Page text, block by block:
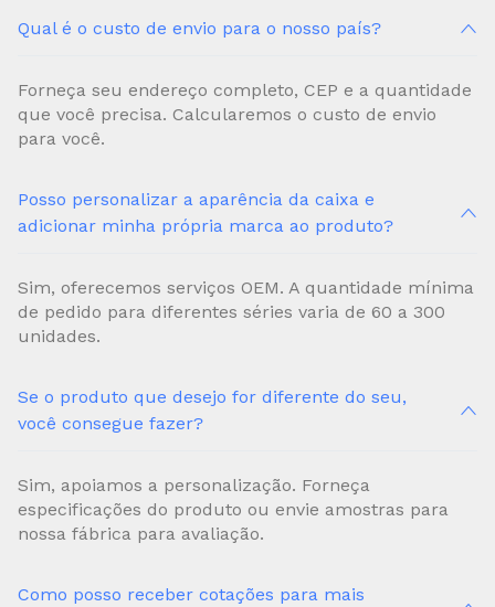
Qual é o custo de envio para o nosso país?
Forneça seu endereço completo, CEP e a quantidade
que você precisa. Calcularemos o custo de envio
para você.
Posso personalizar a aparência da caixa e
adicionar minha própria marca ao produto?
Sim, oferecemos serviços OEM. A quantidade mínima
de pedido para diferentes séries varia de 60 a 300
unidades.
Se o produto que desejo for diferente do seu,
você consegue fazer?
Sim, apoiamos a personalização. Forneça
especificações do produto ou envie amostras para
nossa fábrica para avaliação.
Como posso receber cotações para mais